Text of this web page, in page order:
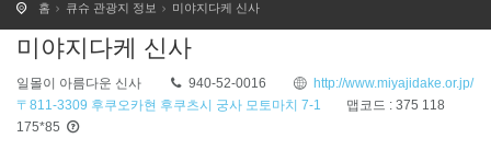
홈 큐슈 관광지 정보 미야지다케 신사
미야지다케 신사
일몰이 아름다운 신사 940-52-0016
http://www.miyajidake.or.jp/
〒811-3309 후쿠오카현 후쿠츠시 궁사 모토마치 7-1
맵코드 : 375 118
175*85